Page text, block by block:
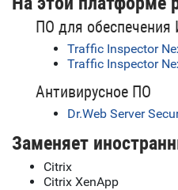
ПО для обеспечения
Traffic Inspector
Traffic Inspector
Антивирусное ПО
Dr.Web Server
Заменяет
Citrix
Citrix XenApp